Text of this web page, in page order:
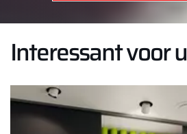
Interessant voor u